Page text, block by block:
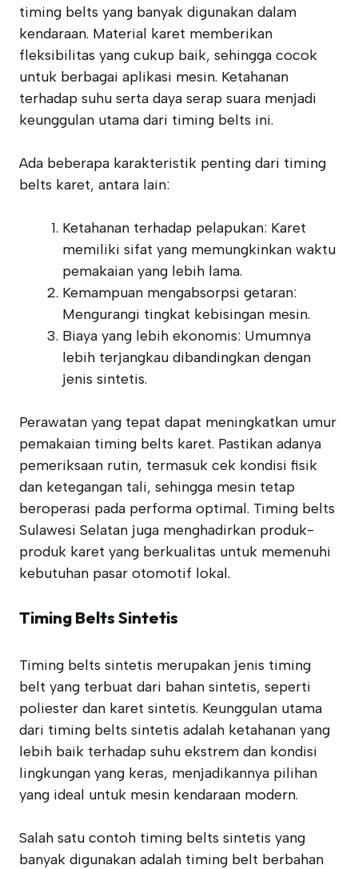
timing belts yang banyak digunakan dalam
kendaraan. Material karet memberikan
fleksibilitas yang cukup baik, sehingga cocok
untuk berbagai aplikasi mesin. Ketahanan
terhadap suhu serta daya serap suara menjadi
keunggulan utama dari timing belts ini.
Ada beberapa karakteristik penting dari timing
belts karet, antara lain:
Ketahanan terhadap pelapukan: Karet
memiliki sifat yang memungkinkan waktu
pemakaian yang lebih lama.
Kemampuan mengabsorpsi getaran:
Mengurangi tingkat kebisingan mesin.
Biaya yang lebih ekonomis: Umumnya
lebih terjangkau dibandingkan dengan
jenis sintetis.
Perawatan yang tepat dapat meningkatkan umur
pemakaian timing belts karet. Pastikan adanya
pemeriksaan rutin, termasuk cek kondisi fisik
dan ketegangan tali, sehingga mesin tetap
beroperasi pada performa optimal. Timing belts
Sulawesi Selatan juga menghadirkan produk-
produk karet yang berkualitas untuk memenuhi
kebutuhan pasar otomotif lokal.
Timing Belts Sintetis
Timing belts sintetis merupakan jenis timing
belt yang terbuat dari bahan sintetis, seperti
poliester dan karet sintetis. Keunggulan utama
dari timing belts sintetis adalah ketahanan yang
lebih baik terhadap suhu ekstrem dan kondisi
lingkungan yang keras, menjadikannya pilihan
yang ideal untuk mesin kendaraan modern.
Salah satu contoh timing belts sintetis yang
banyak digunakan adalah timing belt berbahan